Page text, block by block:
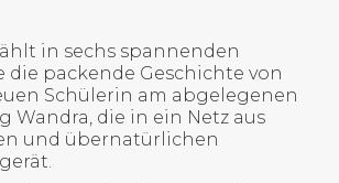
in sechs spannenden
die packende Geschichte von
Schülerin am abgelegenen
Wandra, die in ein Netz aus
und übernatürlichen